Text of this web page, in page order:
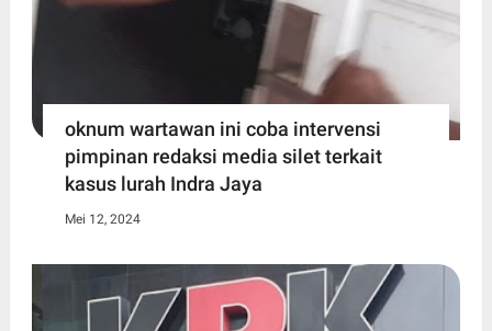
oknum wartawan ini coba intervensi
pimpinan redaksi media silet terkait
kasus lurah Indra Jaya
Mei 12, 2024